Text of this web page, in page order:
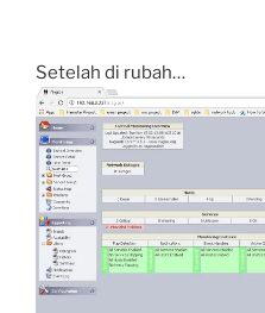
Setelah di rubah…